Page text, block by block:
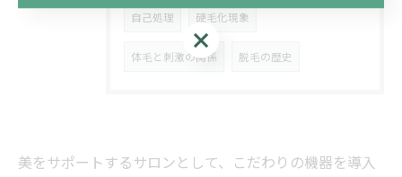
自己処理 硬毛化現象
体毛と刺激の関係 脱毛の歴史
美をサポートするサロンとして、こだわりの機器を導入
ご予約はこちら